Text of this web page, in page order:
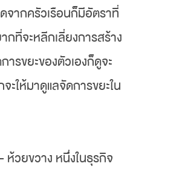
จากครัวเรือนก็มีอัตราที่
ที่จะหลีกเลี่ยงการสร้าง
รขยะของตัวเองก็ดูจะ
ให้มาดูแลจัดการขยะใน
ห้วยขวาง หนึ่งในธุรกิจ